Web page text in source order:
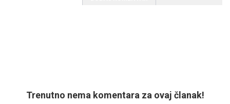
Trenutno nema komentara za ovaj članak!